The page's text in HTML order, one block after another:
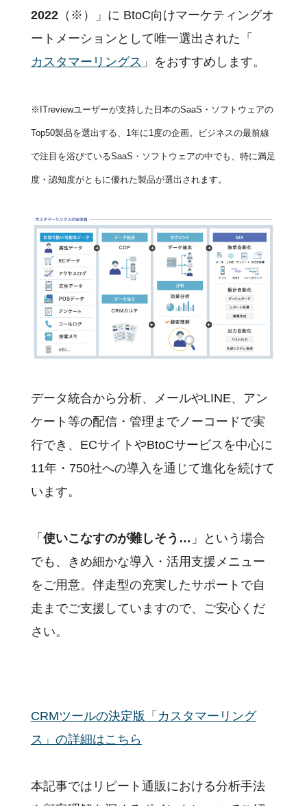
2022（※）」に BtoC向けマーケティングオ
ートメーションとして唯一選出された「
カスタマーリングス 」をおすすめします。
※ITreviewユーザーが支持した日本のSaaS・ソフトウェアの
Top50製品を選出する、1年に1度の企画。ビジネスの最前線
で注目を浴びているSaaS・ソフトウェアの中でも、特に満足
度・認知度がともに優れた製品が選出されます。
データ統合から分析、メールやLINE、アン
ケート等の配信・管理までノーコードで実
行でき、ECサイトやBtoCサービスを中心に
11年・750社への導入を通じて進化を続けて
います。
「 使いこなすのが難しそう… 」という場合
でも、きめ細かな導入・活用支援メニュー
をご用意。伴走型の充実したサポートで自
走までご支援していますので、ご安心くだ
さい。
CRMツールの決定版「カスタマーリング
ス」の詳細はこちら
本記事ではリピート通販における分析手法